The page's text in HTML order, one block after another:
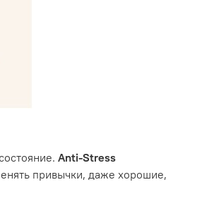
Anti-Stress
привычки, даже хорошие,